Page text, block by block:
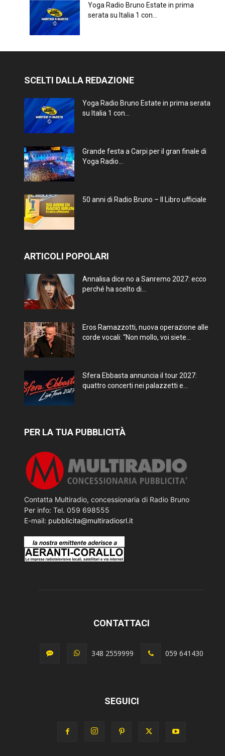
Yoga Radio Bruno Estate in prima
serata su Italia 1 con...
SCELTI DALLA REDAZIONE
Yoga Radio Bruno Estate in prima serata
su Italia 1 con...
Grande festa a Carpi per il gran finale di
Yoga Radio...
50 anni di Radio Bruno – Il Libro ufficiale
ARTICOLI POPOLARI
Annalisa dice no a Sanremo 2027: ecco
perché ha scelto di...
Eros Ramazzotti, nuova operazione alle
corde vocali: “Non mollo, voi siete...
Sfera Ebbasta annuncia il tour 2027:
quattro concerti nei palazzetti e...
PER LA TUA PUBBLICITÀ
Contatta Multiradio, concessionaria di Radio Bruno
Per info: Tel. 059 698555
E-mail: pubblicita@multiradiosrl.it
CONTATTACI
348 2559999 059 641430
SEGUICI